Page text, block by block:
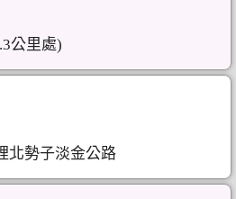
公里處)
北勢子淡金公路